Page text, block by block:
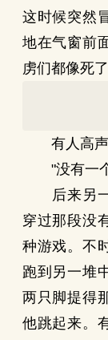
这时候突然
地在气窗前
虏们都像死了
有人高声
"没有一
后来另一
穿过那段没
种游戏。不
跑到另一堆
两只脚提得
他跳起来。